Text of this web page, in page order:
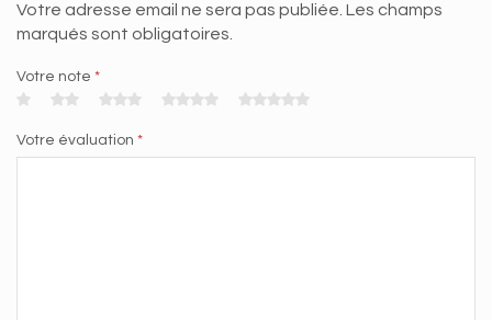
Votre adresse email ne sera pas publiée. Les champs
marqués sont obligatoires.
Votre note *
Votre évaluation *